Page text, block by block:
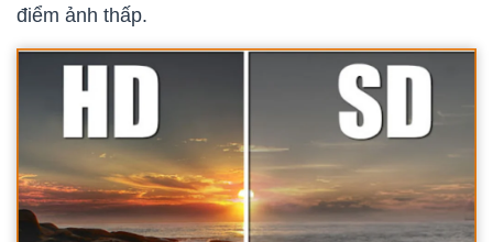
điểm ảnh thấp.